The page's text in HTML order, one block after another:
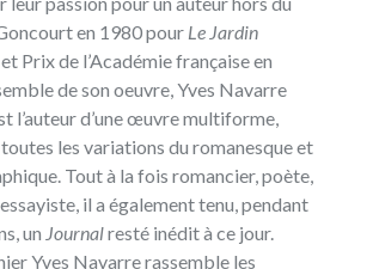
en 1980 pour Le Jardin
et Prix de l’Académie française en
de son oeuvre, Yves Navarre
l’auteur d’une œuvre multiforme,
les variations du romanesque et
Tout à la fois romancier, poète,
il a également tenu, pendant
un Journalresté inédit à ce jour.
Yves Navarre rassemble les